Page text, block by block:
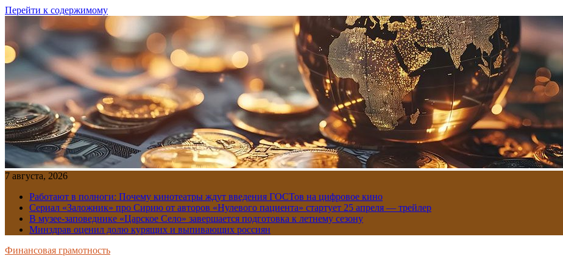
Перейти к содержимому
7 августа, 2026
Работают в полноги: Почему кинотеатры ждут введения ГОСТов на цифровое кино
Сериал «Заложник» про Сирию от авторов «Нулевого пациента» стартует 25 апреля — трейлер
В музее-заповеднике «Царское Село» завершается подготовка к летнему сезону
Минздрав оценил долю курящих и выпивающих россиян
Финансовая грамотность